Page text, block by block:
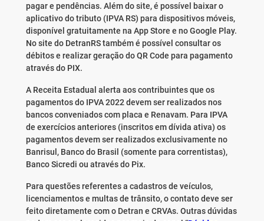
pagar e pendências. Além do site, é possível baixar o
aplicativo do tributo (IPVA RS) para dispositivos móveis,
disponível gratuitamente na App Store e no Google Play.
No site do DetranRS também é possível consultar os
débitos e realizar geração do QR Code para pagamento
através do PIX.
A Receita Estadual alerta aos contribuintes que os
pagamentos do IPVA 2022 devem ser realizados nos
bancos conveniados com placa e Renavam. Para IPVA
de exercícios anteriores (inscritos em dívida ativa) os
pagamentos devem ser realizados exclusivamente no
Banrisul, Banco do Brasil (somente para correntistas),
Banco Sicredi ou através do Pix.
Para questões referentes a cadastros de veículos,
licenciamentos e multas de trânsito, o contato deve ser
feito diretamente com o Detran e CRVAs. Outras dúvidas